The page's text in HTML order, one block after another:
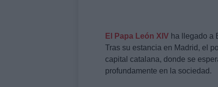
El Papa León XIV ha llegado a
Tras su estancia en Madrid, el
capital catalana, donde se
profundamente en la sociedad.